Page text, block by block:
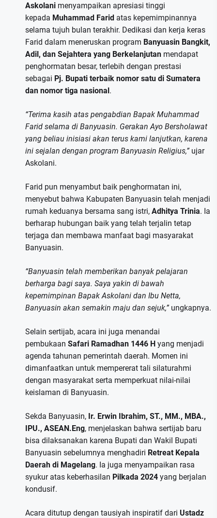
Askolanimenyampaikan apresiasi tinggi
kepada Muhammad Faridatas kepemimpinannya
selama tujuh bulan terakhir. Dedikasi dan kerja keras
Farid dalam meneruskan program Banyuasin Bangkit,
Adil, dan Sejahtera yang Berkelanjutanmendapat
penghormatan besar, terlebih dengan prestasi
sebagai Pj. Bupati terbaik nomor satu di Sumatera
dan nomor tiga nasional.
“Terima kasih atas pengabdian Bapak Muhammad
Farid selama di Banyuasin. Gerakan Ayo Bersholawat
yang beliau inisiasi akan terus kami lanjutkan, karena
ini sejalan dengan program Banyuasin Religius,”ujar
Askolani.
Farid pun menyambut baik penghormatan ini,
menyebut bahwa Kabupaten Banyuasin telah menjadi
rumah keduanya bersama sang istri, Adhitya Trinia. Ia
berharap hubungan baik yang telah terjalin tetap
terjaga dan membawa manfaat bagi masyarakat
Banyuasin.
“Banyuasin telah memberikan banyak pelajaran
berharga bagi saya. Saya yakin di bawah
kepemimpinan Bapak Askolani dan Ibu Netta,
Banyuasin akan semakin maju dan sejuk,”ungkapnya.
Selain sertijab, acara ini juga menandai
pembukaan Safari Ramadhan 1446 Hyang menjadi
agenda tahunan pemerintah daerah. Momen ini
dimanfaatkan untuk mempererat tali silaturahmi
dengan masyarakat serta memperkuat nilai-nilai
keislaman di Banyuasin.
Sekda Banyuasin, Ir. Erwin Ibrahim, ST., MM., MBA.,
IPU., ASEAN.Eng, menjelaskan bahwa sertijab baru
bisa dilaksanakan karena Bupati dan Wakil Bupati
Banyuasin sebelumnya menghadiri Retreat Kepala
Daerah di Magelang. Ia juga menyampaikan rasa
syukur atas keberhasilan Pilkada 2024yang berjalan
kondusif.
Acara ditutup dengan tausiyah inspiratif dari Ustadz